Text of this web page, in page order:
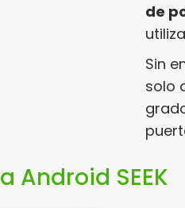
de
Sin
solo
Android SEEK